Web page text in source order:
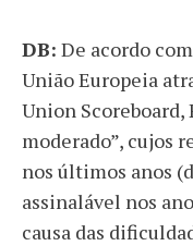
DB: De acordo
União Europeia
Union Scoreboard,
moderado”, cujos
nos últimos anos
assinalável nos
causa das